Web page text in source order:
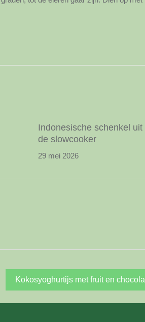
Indonesische schenkel uit
de slowcooker
29 mei 2026
Kokosyoghurtijs met fruit en chocola